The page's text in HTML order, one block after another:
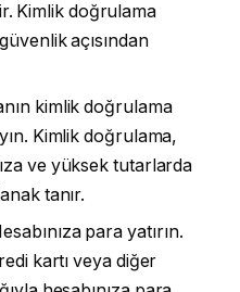
Kimlik doğrulama
açısından
kimlik doğrulama
Kimlik doğrulama,
ve yüksek tutarlarda
tanır.
para yatırın.
kartı veya diğer